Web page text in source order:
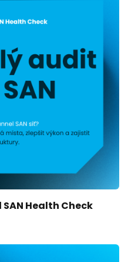
Health Check